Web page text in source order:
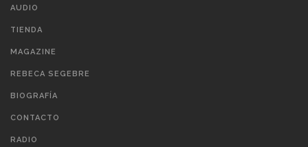
AUDIO
TIENDA
MAGAZINE
REBECA SEGEBRE
BIOGRAFÍA
CONTACTO
RADIO